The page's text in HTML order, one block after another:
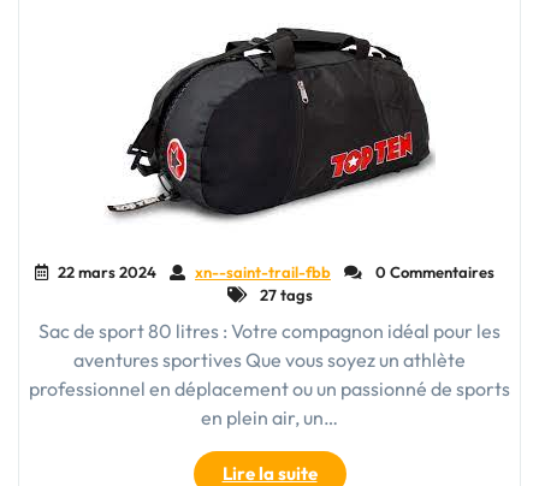
pour
Toutes
Aventures
Sportives"
22 mars 2024 xn--saint-trail-fbb
0 Commentaires
27 tags
Sac de sport 80 litres : Votre compagnon idéal pour les
aventures sportives Que vous soyez un athlète
professionnel en déplacement ou un passionné de sports
en plein air, un…
Lire la suite"Sac